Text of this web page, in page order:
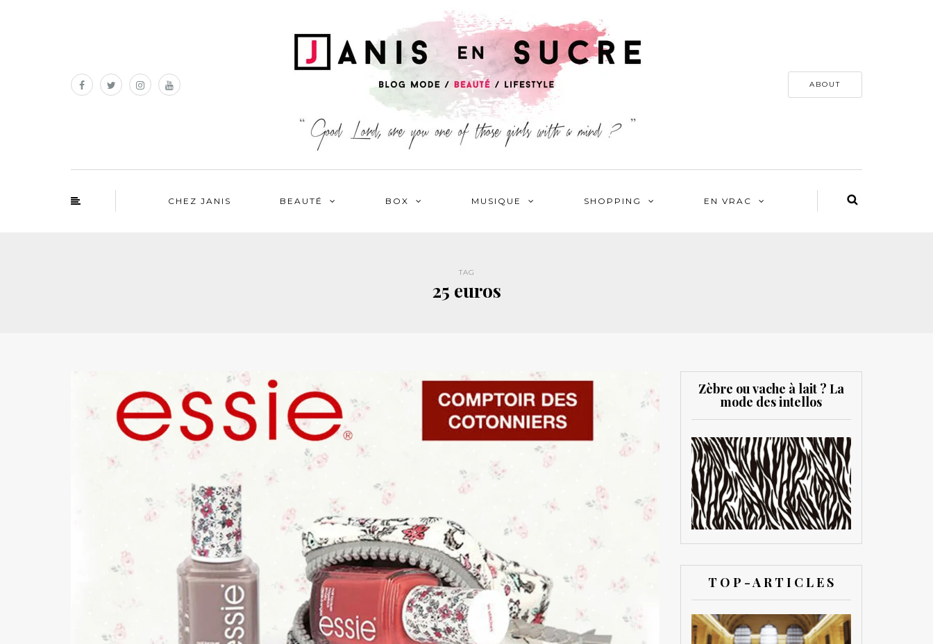
ABOUT
CHEZ JANIS BEAUTÉ BOX MUSIQUE SHOPPING EN VRAC
TAG
25 euros
Zèbre ou vache à lait ? La
mode des intellos
T O P - A R T I C L E S